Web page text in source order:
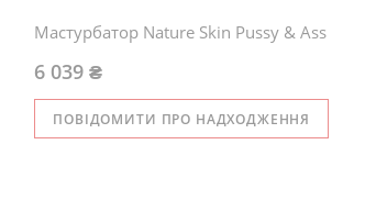
Мастурбатор Nature Skin Pussy & Ass
ПОВІДОМИТИ ПРО НАДХОДЖЕННЯ
6 039 ₴